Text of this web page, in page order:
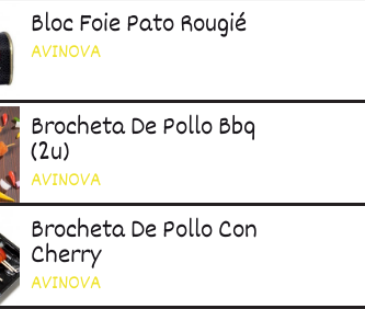
Bloc Foie Pato Rougié
AVINOVA
Brocheta De Pollo Bbq
(2u)
AVINOVA
Brocheta De Pollo Con
Cherry
AVINOVA